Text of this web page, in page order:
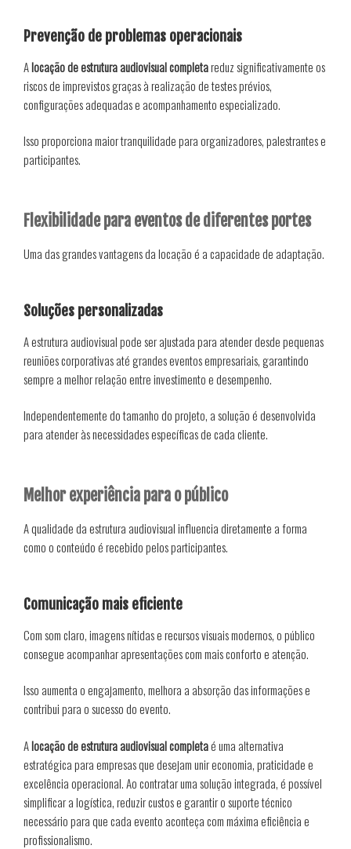
Prevenção de problemas operacionais
Alocação de estrutura audiovisual completareduz significativamente os
riscos de imprevistos graças à realização de testes prévios,
configurações adequadas e acompanhamento especializado.
Isso proporciona maior tranquilidade para organizadores, palestrantes e
participantes.
Flexibilidade para eventos de diferentes portes
Uma das grandes vantagens da locação é a capacidade de adaptação.
Soluções personalizadas
A estrutura audiovisual pode ser ajustada para atender desde pequenas
reuniões corporativas até grandes eventos empresariais, garantindo
sempre a melhor relação entre investimento e desempenho.
Independentemente do tamanho do projeto, a solução é desenvolvida
para atender às necessidades específicas de cada cliente.
Melhor experiência para o público
A qualidade da estrutura audiovisual influencia diretamente a forma
como o conteúdo é recebido pelos participantes.
Comunicação mais eficiente
Com som claro, imagens nítidas e recursos visuais modernos, o público
consegue acompanhar apresentações com mais conforto e atenção.
Isso aumenta o engajamento, melhora a absorção das informações e
contribui para o sucesso do evento.
Alocação de estrutura audiovisual completaé uma alternativa
estratégica para empresas que desejam unir economia, praticidade e
excelência operacional. Ao contratar uma solução integrada, é possível
simplificar a logística, reduzir custos e garantir o suporte técnico
necessário para que cada evento aconteça com máxima eficiência e
profissionalismo.